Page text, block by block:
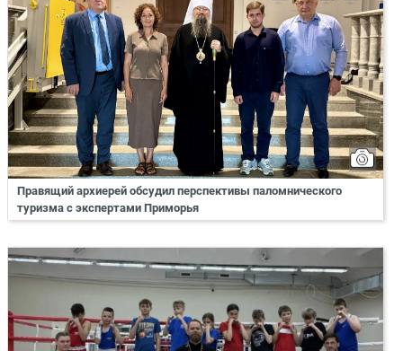
Правящий архиерей обсудил перспективы паломнического
туризма с экспертами Приморья